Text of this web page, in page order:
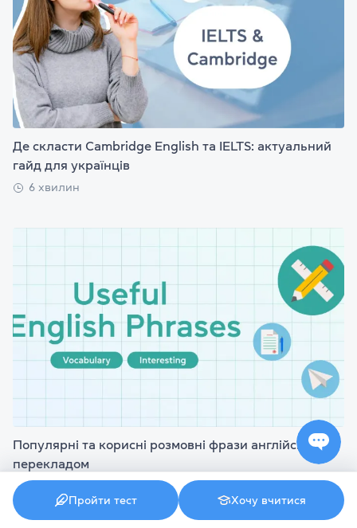
Де скласти Cambridge English та IELTS: актуальний
гайд для українців
6 хвилин
Популярні та корисні розмовні фрази англійською з
перекладом
Пройти тест
Хочу вчитися